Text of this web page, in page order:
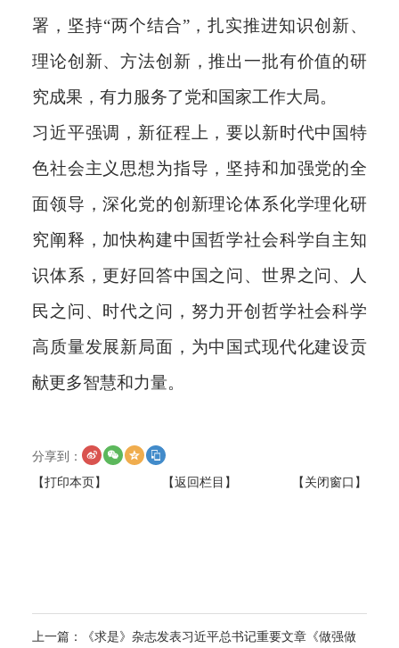
署，坚持“两个结合”，扎实推进知识创新、
理论创新、方法创新，推出一批有价值的研
究成果，有力服务了党和国家工作大局。
习近平强调，新征程上，要以新时代中国特
色社会主义思想为指导，坚持和加强党的全
面领导，深化党的创新理论体系化学理化研
究阐释，加快构建中国哲学社会科学自主知
识体系，更好回答中国之问、世界之问、人
民之问、时代之问，努力开创哲学社会科学
高质量发展新局面，为中国式现代化建设贡
献更多智慧和力量。
分享到：
【打印本页】
【返回栏目】 【关闭窗口】
上一篇：
《求是》杂志发表习近平总书记重要文章《做强做